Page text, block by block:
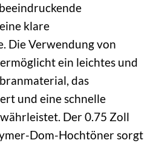
klare
Die Verwendung von
ein leichtes und
das
und eine schnelle
Der 0.75 Zoll
Dom-Hochtöner sorgt